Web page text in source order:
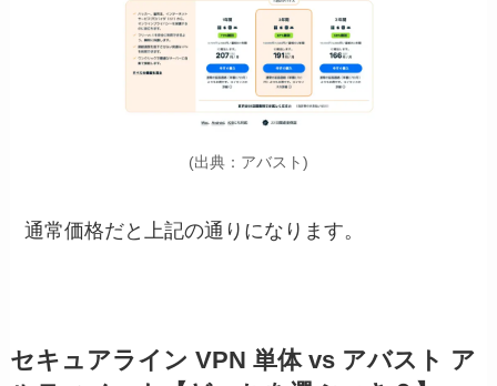
(出典：アバスト)
通常価格だと上記の通りになります。
セキュアライン VPN 単体 vs アバスト ア